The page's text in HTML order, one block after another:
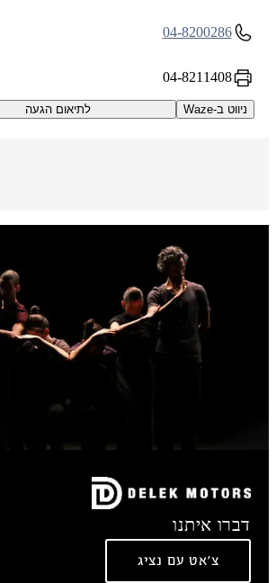
04-8200286
04-8211408
ניווט ב-Waze לתיאום הגעה
דברו איתנו
צ'אט עם נציג